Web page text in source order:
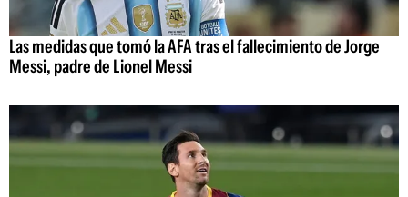
Las medidas que tomó la AFA tras el fallecimiento de Jorge
Messi, padre de Lionel Messi